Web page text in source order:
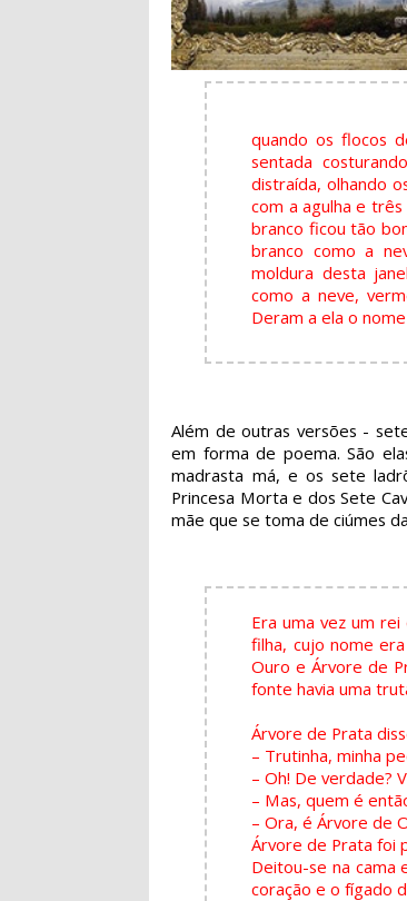
quando os flocos
sentada
distraída, olhando
com a agulha e
branco ficou tão
branco como a
moldura desta
como a neve,
Deram a ela o
Além de outras versões -
em forma de poema. São
madrasta má, e os sete
Princesa Morta e dos Sete
mãe que se toma de ciúmes
Era uma vez um
filha, cujo nome
Ouro e Árvore de
fonte havia uma
Árvore de Prata
– Trutinha, minha
– Oh! De verdade?
– Mas, quem é
– Ora, é Árvore de
Árvore de Prata foi
Deitou-se na cama
coração e o fígado